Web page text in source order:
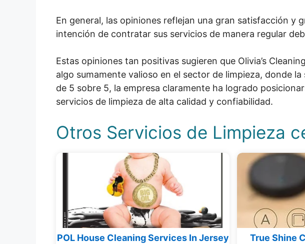
En general, las opiniones reflejan una gran satisfacción y
intención de contratar sus servicios de manera regular
Estas opiniones tan positivas sugieren que Olivia’s
algo sumamente valioso en el sector de limpieza, donde
de 5 sobre 5, la empresa claramente ha logrado
servicios de limpieza de alta calidad y confiabilidad.
Otros Servicios de Limpieza
POL House Cleaning Services In Jersey
True Shine